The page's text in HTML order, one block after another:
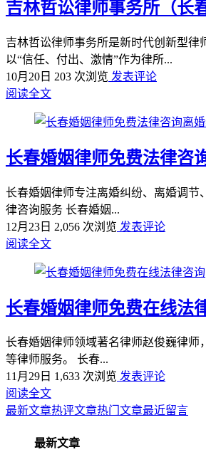
吉林哲讼律师事务所（长
吉林哲讼律师事务所是新时代创新型
以“信任、付出、激情”作为律所...
10月20日 203 次浏览 发表评论
阅读全文
长春婚姻律师免费法律咨
长春婚姻律师专注离婚纠纷、离婚调节
律咨询服务 长春婚姻...
12月23日 2,056 次浏览 发表评论
阅读全文
长春婚姻律师免费在线法
长春婚姻律师领域著名律师赵俊巍律师
等律师服务。 长春...
11月29日 1,633 次浏览 发表评论
阅读全文
最新文章热评文章热门文章最近留言
最新文章